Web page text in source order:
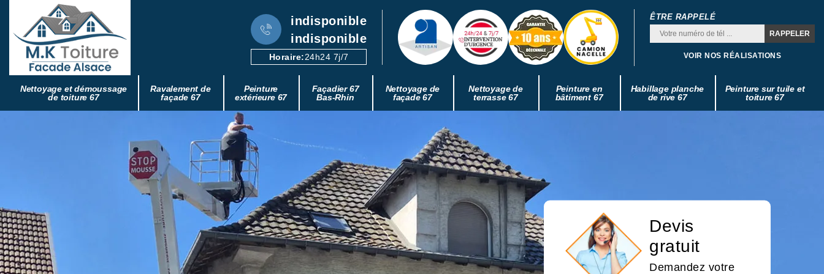
indisponible
indisponible
Horaire:24h24 7j/7
ÊTRE RAPPELÉ
VOIR NOS RÉALISATIONS
Nettoyage et démoussage
de toiture 67
Ravalement de
façade 67
Peinture
extérieure 67
Façadier 67
Bas-Rhin
Nettoyage de
façade 67
Nettoyage de
terrasse 67
Peinture en
bâtiment 67
Habillage planche
de rive 67
Peinture sur tuile et
toiture 67
Devis
gratuit
Demandez votre